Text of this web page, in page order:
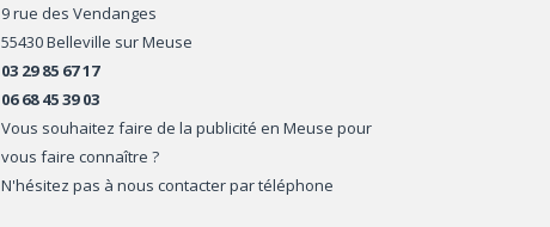
9 rue des Vendanges
55430 Belleville sur Meuse
03 29 85 67 17
06 68 45 39 03
Vous souhaitez faire de la publicité en Meuse pour
vous faire connaître ?
N'hésitez pas à nous contacter par téléphone